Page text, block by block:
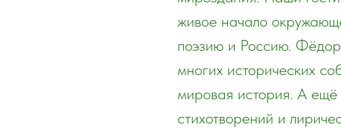
живое начало
поэзию и Россию.
многих исторических
мировая история. А
стихотворений и